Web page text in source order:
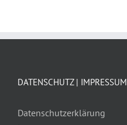
DATENSCHUTZ | IMPRESSUM
Datenschutzerklärung